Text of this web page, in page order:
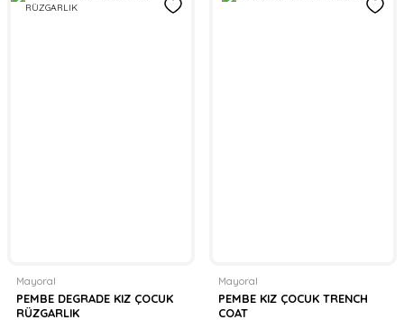
Mayoral
PEMBE DEGRADE KIZ ÇOCUK
RÜZGARLIK
Mayoral
PEMBE KIZ ÇOCUK TRENCH
COAT